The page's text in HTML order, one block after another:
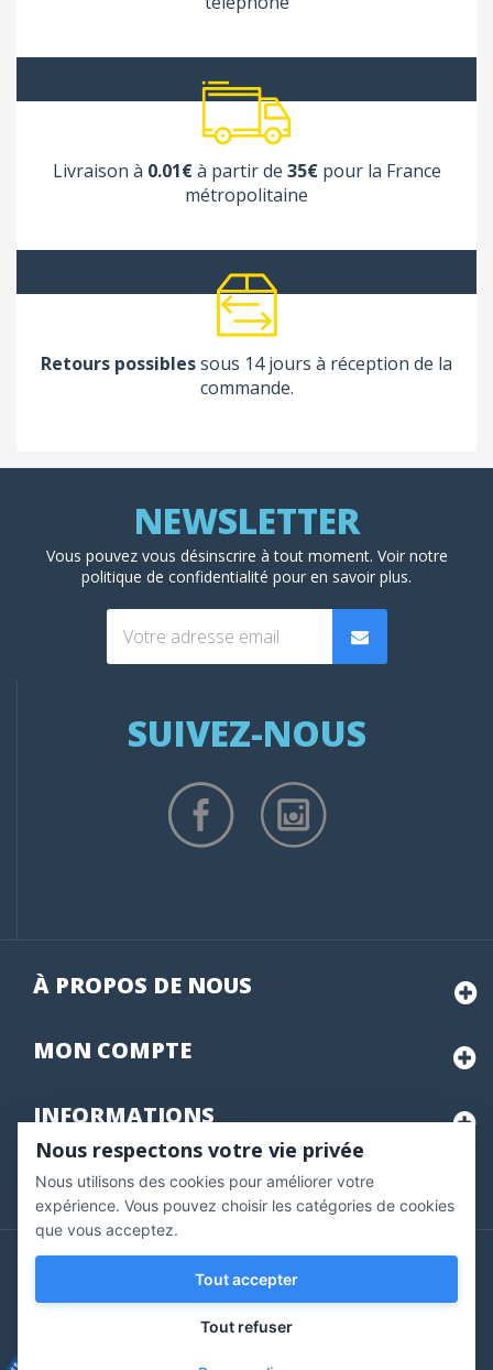
Livraison à 0.01€à partir de 35€pour la France
métropolitaine
Retours possiblessous 14 jours à réception de la
commande.
Vous pouvez vous désinscrire à tout moment. Voir notre
politique de confidentialité pour en savoir plus.
SUIVEZ-NOUS
À PROPOS DE NOUS
MON COMPTE
INFORMATIONS
Marchand approuvé par la Société des Avis Garantis,
pour vérifier .
Copyright © 2020 Vernazobres Grego - tous droits
réservés.
Nous respectons votre vie privée
Nous utilisons des cookies pour améliorer votre
expérience. Vous pouvez choisir les catégories de cookies
que vous acceptez.
Tout accepter
Tout refuser